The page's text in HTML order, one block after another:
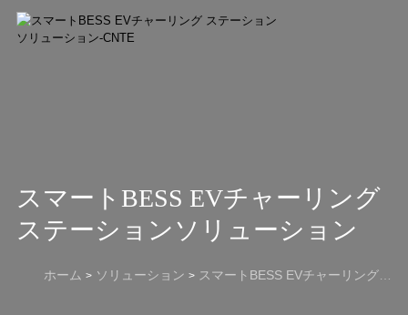
スマートBESS EVチャーリング
ステーションソリューション
ホーム > ソリューション > スマートBESS EVチャーリング ステーションソリューション